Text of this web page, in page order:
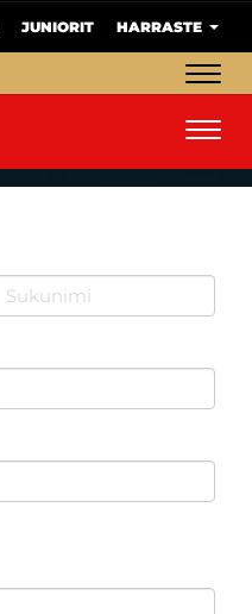
JUNIORIT HARRASTE